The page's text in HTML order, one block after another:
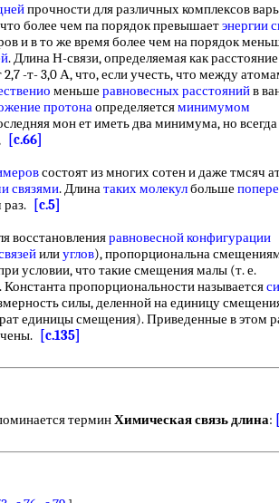
прочности для различных комплексов
более чем па порядок превышаетэнергии
и в то же время более чем на порядок
. Длина Н-связи, определяемая как
-т- 3,0 А, что, если учесть, что между
меньше равновесных расстоянийв
протонаопределяетсяминимумом
мон ет иметь два минимума, но всегда
[c.66]
состоят из многих сотен и даже тмсяч
связями. Длинатаких молекулбольше
раз.
[c.5]
равновесной конфигурации
илиуглов), пропорциональна
условии, что такие смещения малы (т. е.
Константа пропорциональности называется
силы, деленной на единицу
единицы смещения). Приведенные в этом
[c.135]
терминХимическая связь длина: